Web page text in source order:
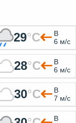
29°C
В
6 м/с
28°C
В
6 м/с
30°C
В
7 м/с
В